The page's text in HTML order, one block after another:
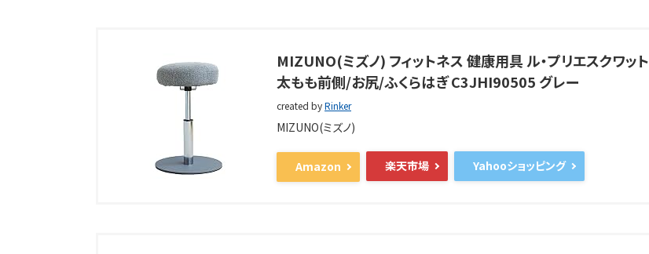
MIZUNO(ミズノ) フィットネス 健康用具 ル・プリエスクワット
太もも前側/お尻/ふくらはぎ C3JHI90505 グレー
created byRinker
MIZUNO(ミズノ)
Amazon 楽天市場 Yahooショッピング